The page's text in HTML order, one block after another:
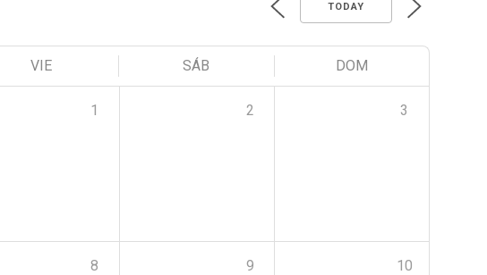
TODAY
VIE SÁB DOM
1 2 3
8 9 10